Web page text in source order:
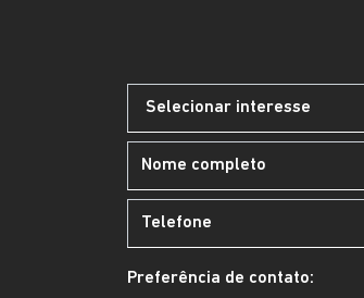
Preferência de contato: